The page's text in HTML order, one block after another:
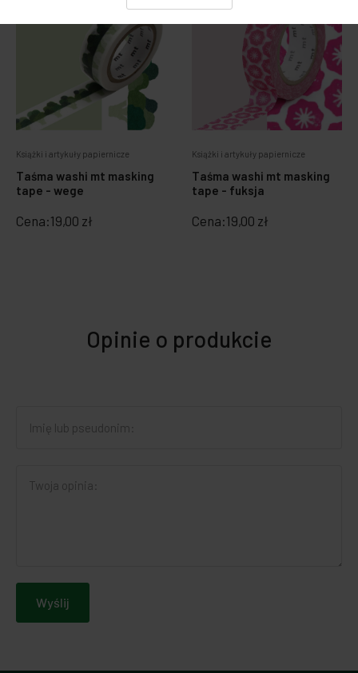
Książki i artykuły papiernicze
Taśma washi mt masking
tape - wege
Cena:19,00 zł
Książki i artykuły papiernicze
Taśma washi mt masking
tape - fuksja
Cena:19,00 zł
Opinie o produkcie
Wyślij